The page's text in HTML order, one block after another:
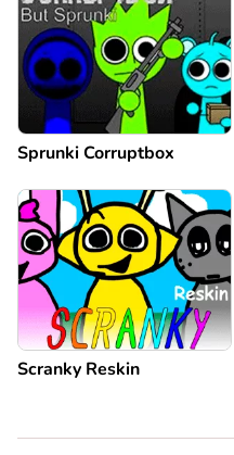
Sprunki Corruptbox
Scranky Reskin